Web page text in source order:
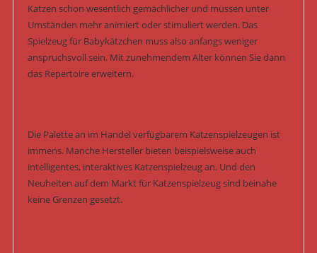
Katzen schon wesentlich gemächlicher und müssen unter
Umständen mehr animiert oder stimuliert werden. Das
Spielzeug für Babykätzchen muss also anfangs weniger
anspruchsvoll sein. Mit zunehmendem Alter können Sie dann
das Repertoire erweitern.
Die Palette an im Handel verfügbarem Katzenspielzeugen ist
immens. Manche Hersteller bieten beispielsweise auch
intelligentes, interaktives Katzenspielzeug an. Und den
Neuheiten auf dem Markt für Katzenspielzeug sind beinahe
keine Grenzen gesetzt.